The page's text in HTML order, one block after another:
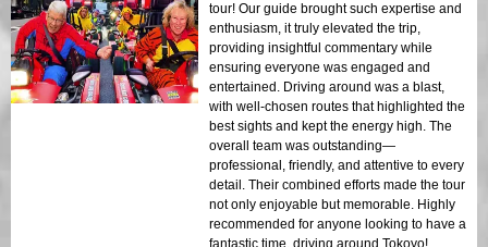
tour! Our guide brought such expertise and
enthusiasm, it truly elevated the trip,
providing insightful commentary while
ensuring everyone was engaged and
entertained. Driving around was a blast,
with well-chosen routes that highlighted the
best sights and kept the energy high. The
overall team was outstanding—
professional, friendly, and attentive to every
detail. Their combined efforts made the tour
not only enjoyable but memorable. Highly
recommended for anyone looking to have a